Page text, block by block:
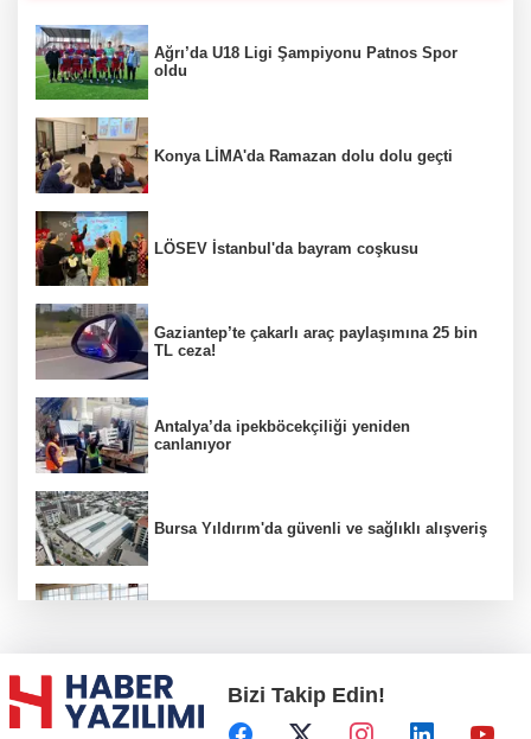
Ağrı’da U18 Ligi Şampiyonu Patnos Spor
oldu
Konya LİMA'da Ramazan dolu dolu geçti
LÖSEV İstanbul'da bayram coşkusu
Gaziantep’te çakarlı araç paylaşımına 25 bin
TL ceza!
Antalya’da ipekböcekçiliği yeniden
canlanıyor
Bursa Yıldırım'da güvenli ve sağlıklı alışveriş
Başkent'in göletlerinde temizlik ve bakım
sürüyor
Bizi Takip Edin!